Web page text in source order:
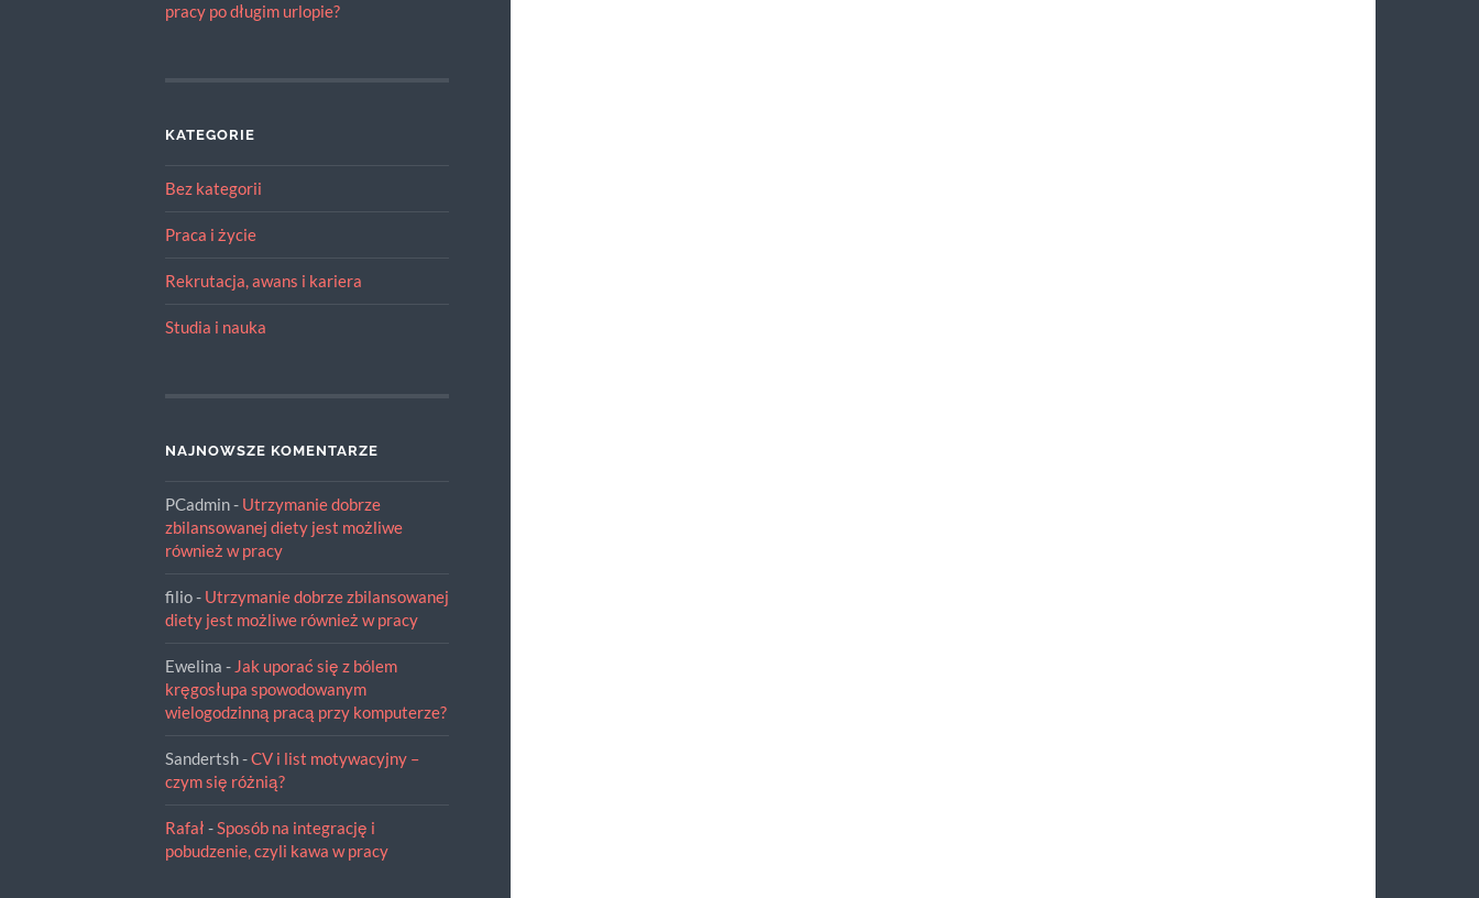
pracy po długim urlopie?
KATEGORIE
Bez kategorii
Praca i życie
Rekrutacja, awans i kariera
Studia i nauka
NAJNOWSZE KOMENTARZE
PCadmin- Utrzymanie dobrze
zbilansowanej diety jest możliwe
również w pracy
filio- Utrzymanie dobrze zbilansowanej
diety jest możliwe również w pracy
Ewelina - Jak uporać się z bólem
kręgosłupa spowodowanym
wielogodzinną pracą przy komputerze?
Sandertsh-CV i list motywacyjny –
czym się różnią?
Rafał -Sposób na integrację i
pobudzenie, czyli kawa w pracy